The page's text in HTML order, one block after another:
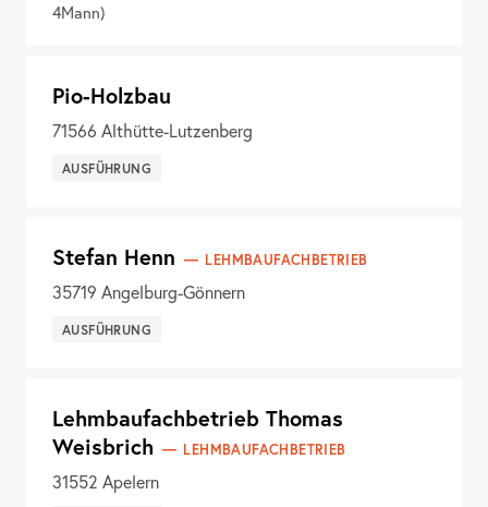
4Mann)
Pio-Holzbau
71566 Althütte-Lutzenberg
AUSFÜHRUNG
Stefan Henn LEHMBAUFACHBETRIEB
35719 Angelburg-Gönnern
AUSFÜHRUNG
Lehmbaufachbetrieb Thomas
Weisbrich
LEHMBAUFACHBETRIEB
31552 Apelern